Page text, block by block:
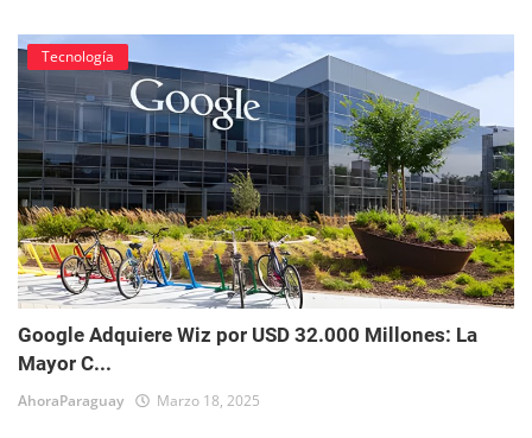
Tecnología
Google Adquiere Wiz por USD 32.000 Millones: La
Mayor C...
AhoraParaguay Marzo 18, 2025